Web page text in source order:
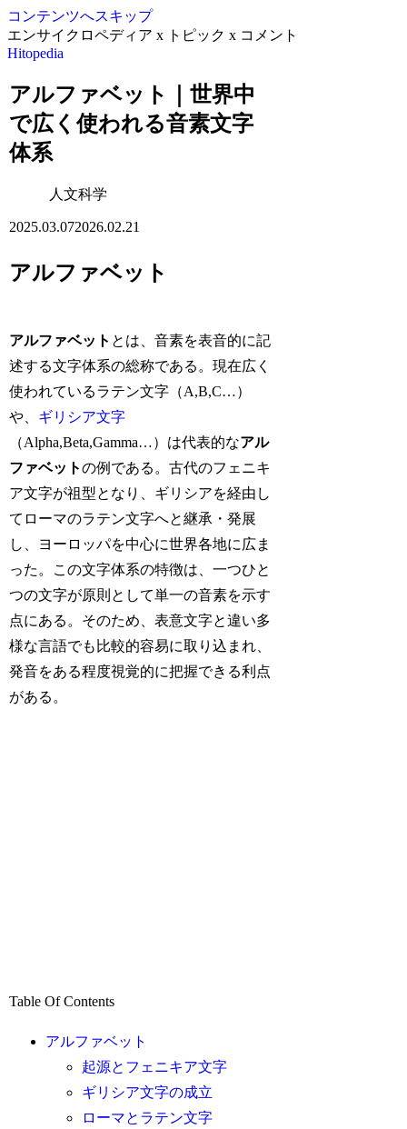
コンテンツへスキップ
エンサイクロペディア x トピック x コメント
Hitopedia
アルファベット｜世界中
で広く使われる音素文字
体系
人文科学
2025.03.072026.02.21
アルファベット
アルファベット とは、音素を表音的に記
述する文字体系の総称である。現在広く
使われているラテン文字（A,B,C…）
や、 ギリシア文字
（Alpha,Beta,Gamma…）は代表的なアル
ファベットの例である。古代のフェニキ
ア文字が祖型となり、ギリシアを経由し
てローマのラテン文字へと継承・発展
し、ヨーロッパを中心に世界各地に広ま
った。この文字体系の特徴は、一つひと
つの文字が原則として単一の音素を示す
点にある。そのため、表意文字と違い多
様な言語でも比較的容易に取り込まれ、
発音をある程度視覚的に把握できる利点
がある。
Table Of Contents
アルファベット
起源とフェニキア文字
ギリシア文字の成立
ローマとラテン文字